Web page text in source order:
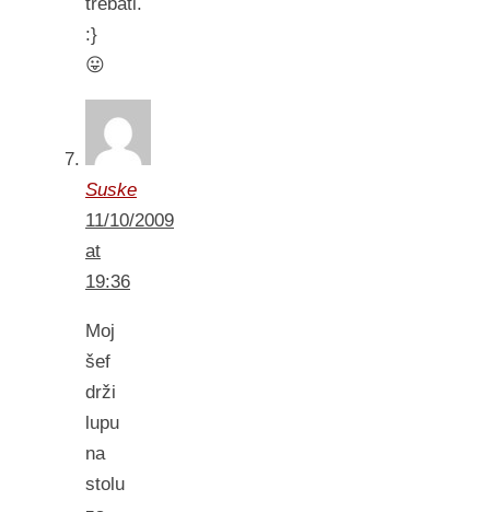
:}
😛
Suske
11/10/2009
at
19:36
Moj
šef
drži
lupu
na
stolu